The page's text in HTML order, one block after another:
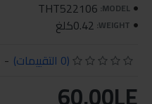
MODEL:
THT522106
WEIGHT: 0.42كلغ
(0 التقييمات) -